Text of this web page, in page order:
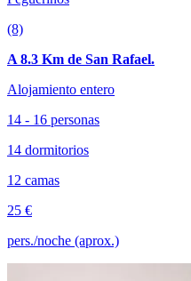
(8)
A 8.3 Km de San Rafael.
Alojamiento entero
14 - 16 personas
14 dormitorios
12 camas
25 €
pers./noche (aprox.)